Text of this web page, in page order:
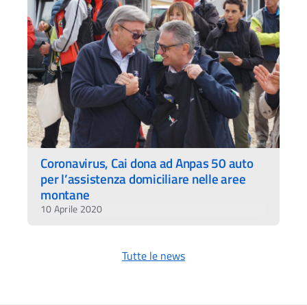
Coronavirus, Cai dona ad Anpas 50 auto
per l’assistenza domiciliare nelle aree
montane
10 Aprile 2020
Tutte le news